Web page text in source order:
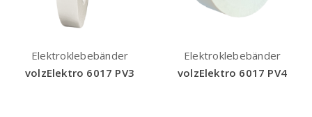
Elektroklebebänder
volzElektro 6017 PV3
Elektroklebebänder
volzElektro 6017 PV4